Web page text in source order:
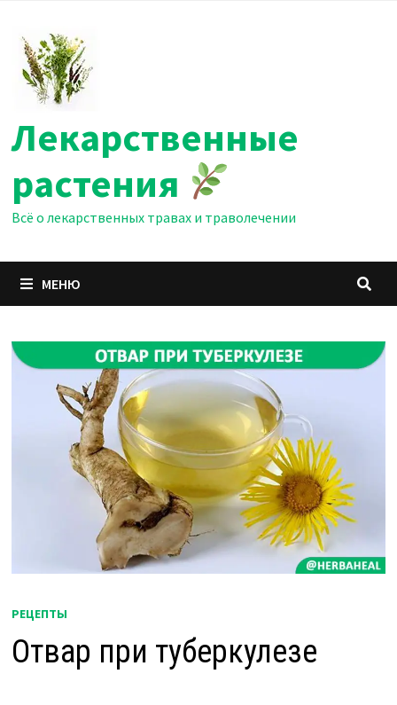
содержимому
Лекарственные
растения
Всё о лекарственных травах и траволечении
МЕНЮ
РЕЦЕПТЫ
Отвар при туберкулезе